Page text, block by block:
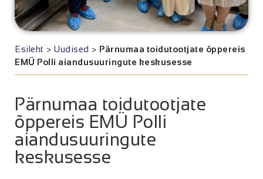
Esileht > Uudised > Pärnumaa toidutootjate õppereis
EMÜ Polli aiandusuuringute keskusesse
Pärnumaa toidutootjate
õppereis EMÜ Polli
aiandusuuringute
keskusesse